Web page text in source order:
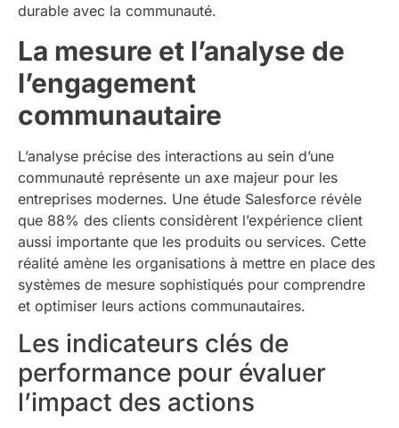
durable avec la communauté.
La mesure et l’analyse de
l’engagement
communautaire
L’analyse précise des interactions au sein d’une
communauté représente un axe majeur pour les
entreprises modernes. Une étude Salesforce révèle
que 88% des clients considèrent l’expérience client
aussi importante que les produits ou services. Cette
réalité amène les organisations à mettre en place des
systèmes de mesure sophistiqués pour comprendre
et optimiser leurs actions communautaires.
Les indicateurs clés de
performance pour évaluer
l’impact des actions